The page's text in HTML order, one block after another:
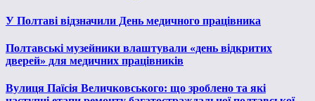
У Полтаві відзначили День медичного працівника
Полтавські музейники влаштували «день відкритих
дверей» для медичних працівників
Вулиця Паїсія Величковського: що зроблено та які